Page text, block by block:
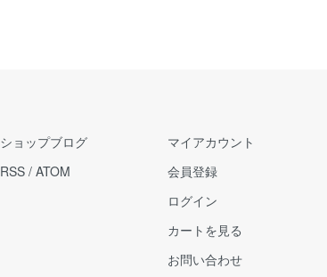
ショップブログ
RSS / ATOM
マイアカウント
会員登録
ログイン
カートを見る
お問い合わせ